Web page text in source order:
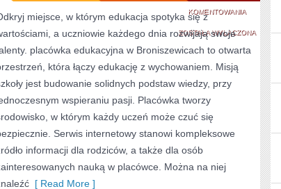
KOMENTOWANIAEGIPT
ZOSTAŁA WYŁĄCZONA
miejsce, w którym edukacja spotyka się z
a uczniowie każdego dnia rozwijają swoje
placówka edukacyjna w Broniszewicach to otwarta
która łączy edukację z wychowaniem. Misją
jest budowanie solidnych podstaw wiedzy, przy
wspieraniu pasji. Placówka tworzy
w którym każdy uczeń może czuć się
Serwis internetowy stanowi kompleksowe
informacji dla rodziców, a także dla osób
nauką w placówce. Można na niej
[ Read More ]